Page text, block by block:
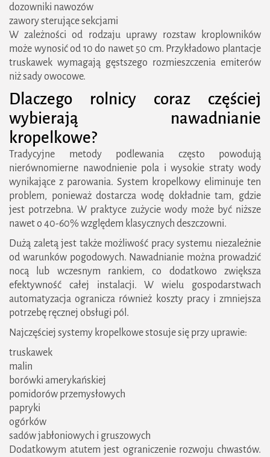
dozowniki nawozów
zawory sterujące sekcjami
W zależności od rodzaju uprawy rozstaw kroplowników
może wynosić od 10 do nawet 50 cm. Przykładowo plantacje
truskawek wymagają gęstszego rozmieszczenia emiterów
niż sady owocowe.
Dlaczego rolnicy coraz częściej
wybierają nawadnianie
kropelkowe?
Tradycyjne metody podlewania często powodują
nierównomierne nawodnienie pola i wysokie straty wody
wynikające z parowania. System kropelkowy eliminuje ten
problem, ponieważ dostarcza wodę dokładnie tam, gdzie
jest potrzebna. W praktyce zużycie wody może być niższe
nawet o 40-60% względem klasycznych deszczowni.
Dużą zaletą jest także możliwość pracy systemu niezależnie
od warunków pogodowych. Nawadnianie można prowadzić
nocą lub wczesnym rankiem, co dodatkowo zwiększa
efektywność całej instalacji. W wielu gospodarstwach
automatyzacja ogranicza również koszty pracy i zmniejsza
potrzebę ręcznej obsługi pól.
Najczęściej systemy kropelkowe stosuje się przy uprawie:
truskawek
malin
borówki amerykańskiej
pomidorów przemysłowych
papryki
ogórków
sadów jabłoniowych i gruszowych
Dodatkowym atutem jest ograniczenie rozwoju chwastów.